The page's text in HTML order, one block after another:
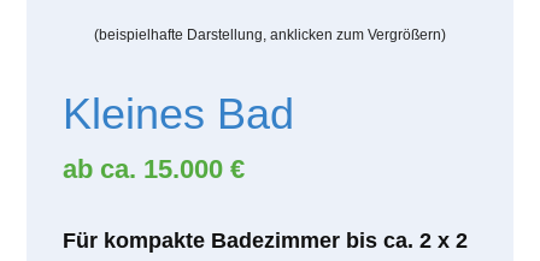
(beispielhafte Darstellung, anklicken zum Vergrößern)
Kleines Bad
ab ca. 15.000 €
Für kompakte Badezimmer bis ca. 2 x 2